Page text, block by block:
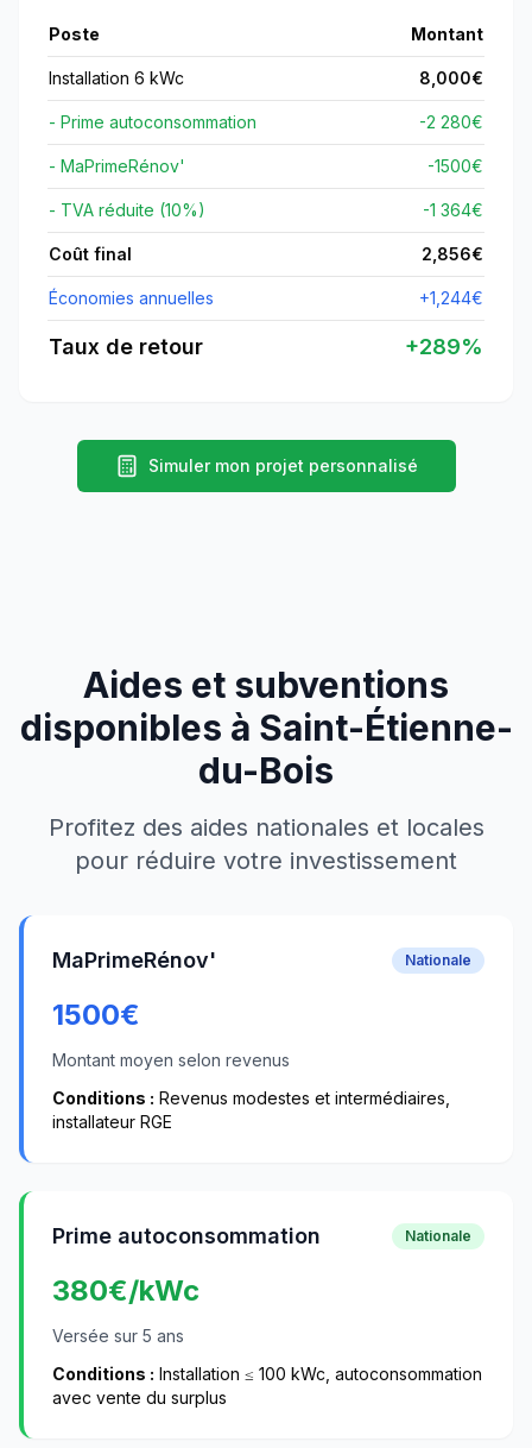
Poste Montant
Installation 6 kWc 8,000€
- Prime autoconsommation -2 280€
- MaPrimeRénov' -1500€
- TVA réduite (10%) -1 364€
Coût final 2,856€
Économies annuelles +1,244€
Taux de retour +289%
Simuler mon projet personnalisé
Aides et subventions
disponibles à Saint-Étienne-
du-Bois
Profitez des aides nationales et locales
pour réduire votre investissement
MaPrimeRénov' Nationale
1500€
Montant moyen selon revenus
Conditions : Revenus modestes et intermédiaires,
installateur RGE
Prime autoconsommation Nationale
380€/kWc
Versée sur 5 ans
Conditions : Installation ≤ 100 kWc, autoconsommation
avec vente du surplus